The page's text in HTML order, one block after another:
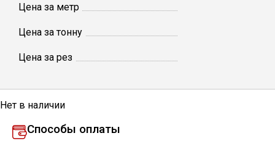
Катанка
Профлист
Винтовые сваи
Цена за метр
Цена за тонну
Цена за рез
Нет в наличии
Способы оплаты